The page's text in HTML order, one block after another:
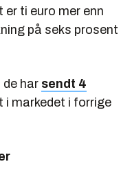
ti euro mer enn
på seks prosent
har sendt 4
i markedet i forrige